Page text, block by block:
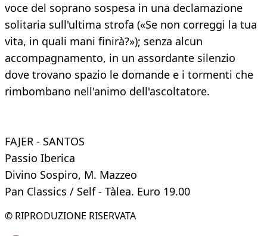
voce del soprano sospesa in una declamazione
solitaria sull'ultima strofa («Se non correggi la tua
vita, in quali mani finirà?»); senza alcun
accompagnamento, in un assordante silenzio
dove trovano spazio le domande e i tormenti che
rimbombano nell'animo dell'ascoltatore.
FAJER - SANTOS
Passio Iberica
Divino Sospiro, M. Mazzeo
Pan Classics / Self - Tàlea. Euro 19.00
© RIPRODUZIONE RISERVATA